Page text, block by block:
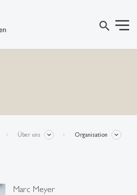
search
Über uns Organisation
Marc Meyer